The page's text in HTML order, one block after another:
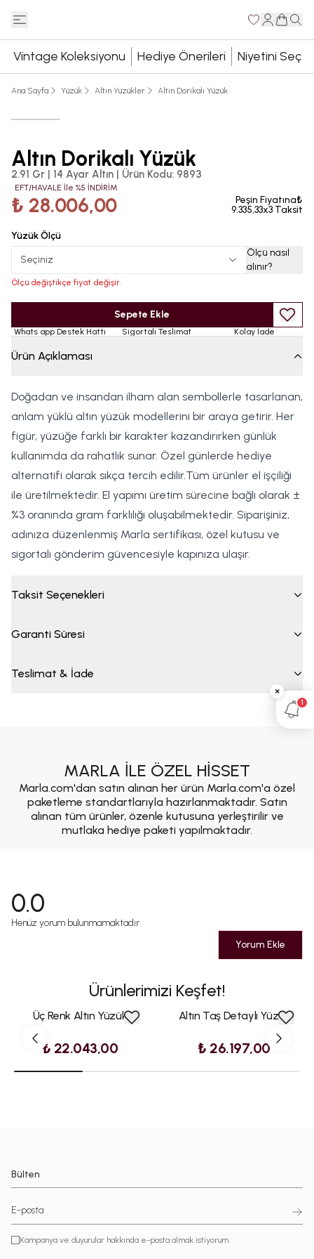
Vintage Koleksiyonu Hediye Önerileri Niyetini Seç
Ana Sayfa Yüzük Altın Yüzükler Altın Dorikalı Yüzük
Altın Dorikalı Yüzük
2.91 Gr | 14 Ayar Altın | Ürün Kodu: 9893
EFT/HAVALE İle %5 İNDİRİM
₺ 28.006,00
Peşin Fiyatına₺
9.335,33x3 Taksit
Yüzük Ölçü
Seçiniz
Ölçü nasıl
alınır?
Ölçü değiştikçe fiyat değişir.
Sepete Ekle
Whats app Destek Hattı Sigortalı Teslimat Kolay İade
Ürün Açıklaması
Doğadan ve insandan ilham alan sembollerle tasarlanan,
anlam yüklü altın yüzük modellerini bir araya getirir. Her
figür, yüzüğe farklı bir karakter kazandırırken günlük
kullanımda da rahatlık sunar. Özel günlerde hediye
alternatifi olarak sıkça tercih edilir.Tüm ürünler el işçiliği
ile üretilmektedir. El yapımı üretim sürecine bağlı olarak ±
%3 oranında gram farklılığı oluşabilmektedir. Siparişiniz,
adınıza düzenlenmiş Marla sertifikası, özel kutusu ve
sigortalı gönderim güvencesiyle kapınıza ulaşır.
Taksit Seçenekleri
Garanti Süresi
Teslimat & İade
MARLA İLE ÖZEL HİSSET
Marla.com'dan satın alınan her ürün Marla.com'a özel
paketleme standartlarıyla hazırlanmaktadır. Satın
alınan tüm ürünler, özenle kutusuna yerleştirilir ve
mutlaka hediye paketi yapılmaktadır.
0.0
Henüz yorum bulunmamaktadır
Yorum Ekle
Ürünlerimizi Keşfet!
Üç Renk Altın Yüzük
₺ 22.043,00
Altın Taş Detaylı Yüzük
₺ 26.197,00
Bülten
Kampanya ve duyurular hakkında e-posta almak istiyorum.
×
1